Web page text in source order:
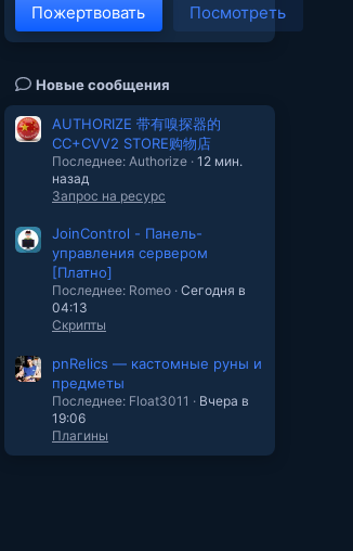
Пожертвовать Посмотреть
Новые сообщения
AUTHORIZE 带有嗅探器的
CC+CVV2 STORE购物店
Последнее: Authorize 12 мин.
назад
Запрос на ресурс
JoinControl - Панель-
управления сервером
[Платно]
Последнее: Romeo Сегодня в
04:13
Скрипты
pnRelics — кастомные руны и
предметы
Последнее: Float3011
Вчера в
19:06
Плагины